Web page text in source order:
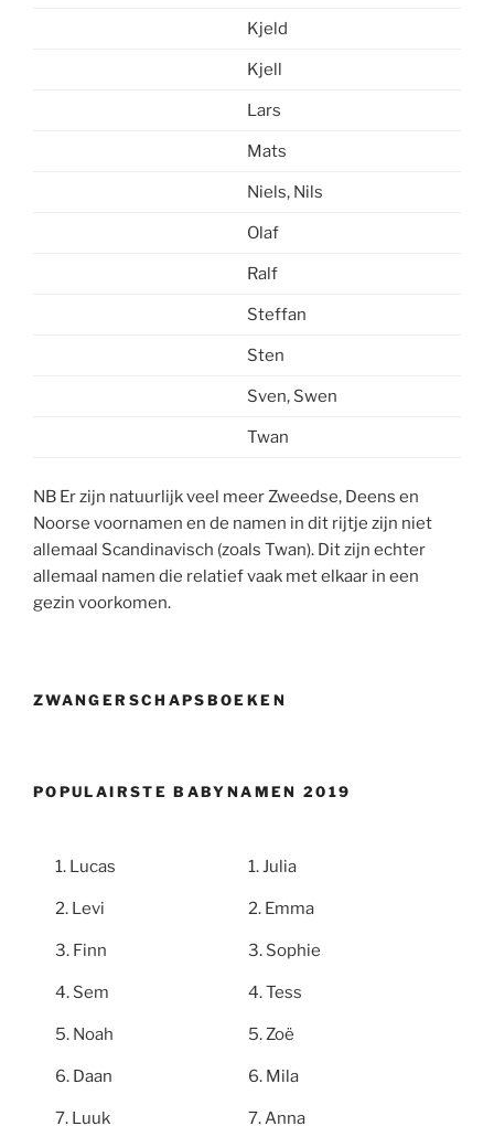
Kjeld
Kjell
Lars
Mats
Niels, Nils
Olaf
Ralf
Steffan
Sten
Sven, Swen
Twan
NB Er zijn natuurlijk veel meer Zweedse, Deens en
Noorse voornamen en de namen in dit rijtje zijn niet
allemaal Scandinavisch (zoals Twan). Dit zijn echter
allemaal namen die relatief vaak met elkaar in een
gezin voorkomen.
ZWANGERSCHAPSBOEKEN
POPULAIRSTE BABYNAMEN 2019
Lucas
Levi
Finn
Sem
Noah
Daan
Luuk
Julia
Emma
Sophie
Tess
Zoë
Mila
Anna